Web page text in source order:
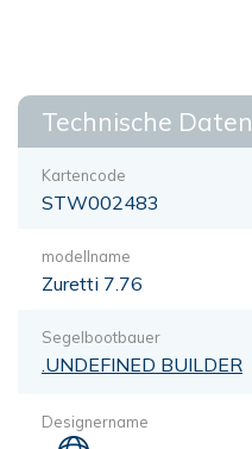
Technische Daten
Kartencode
STW002483
modellname
Zuretti 7.76
Segelbootbauer
.UNDEFINED BUILDER
Designername